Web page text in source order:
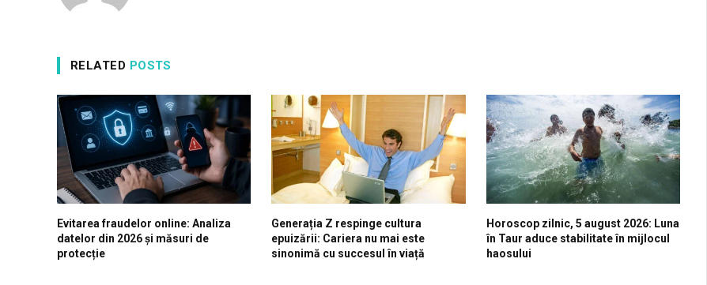
RELATED POSTS
Evitarea fraudelor online: Analiza
datelor din 2026 și măsuri de
protecție
Generația Z respinge cultura
epuizării: Cariera nu mai este
sinonimă cu succesul în viață
Horoscop zilnic, 5 august 2026: Luna
în Taur aduce stabilitate în mijlocul
haosului